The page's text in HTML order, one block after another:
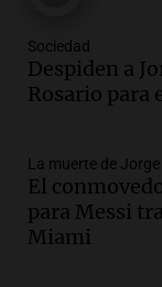
Audio.
Rosario
Episodios
Audio.
en el
Sociedad
Despiden a
Rosario para
La muerte de
El
para Messi
Miami